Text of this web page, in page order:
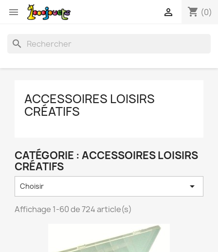
 shopping_cart (0)

search
ACCESSOIRES LOISIRS
CRÉATIFS
CATÉGORIE : ACCESSOIRES LOISIRS
CRÉATIFS
Choisir 
Affichage 1-60 de 724 article(s)